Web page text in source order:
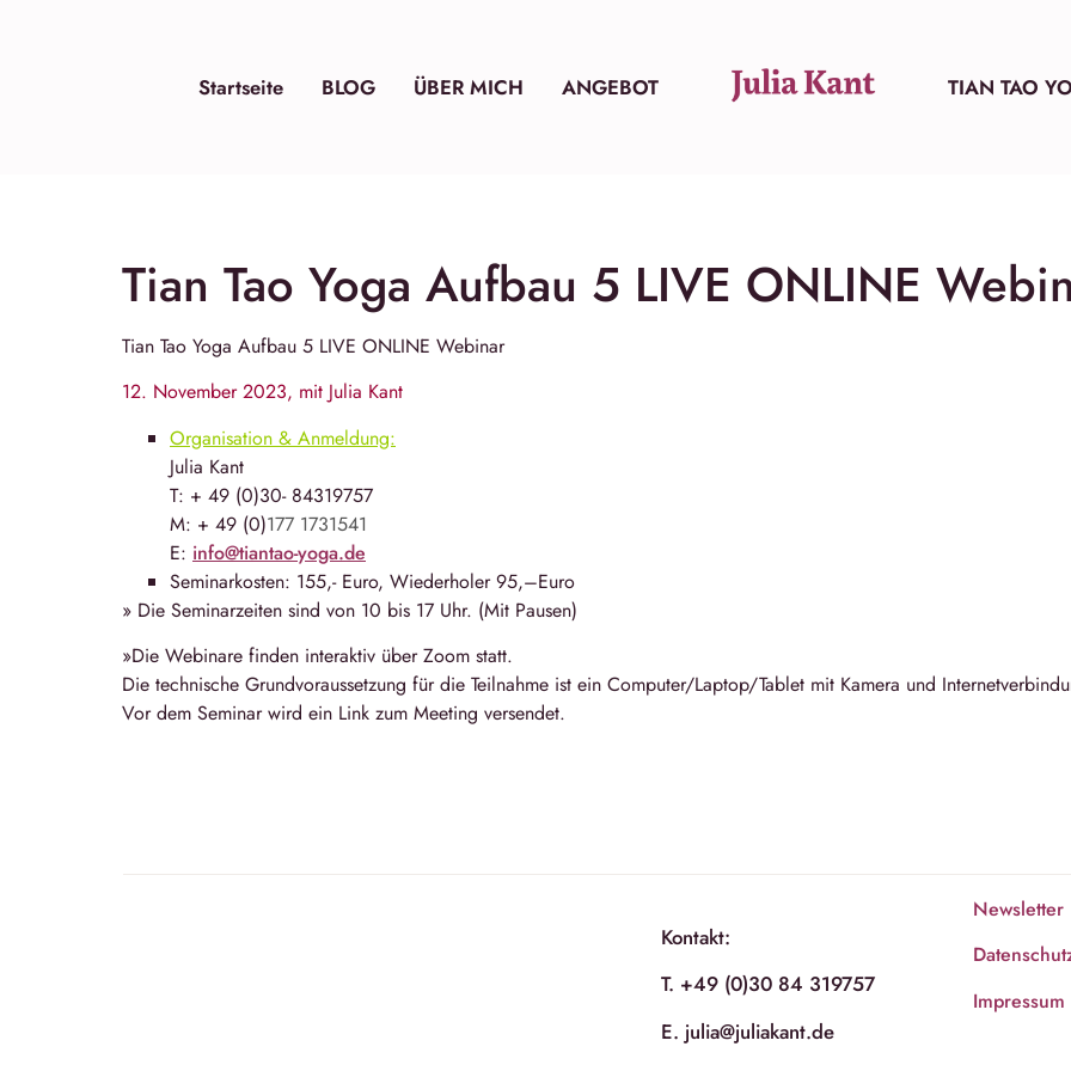
TIAN TAO
Startseite BLOG ÜBER MICH ANGEBOT
Tian Tao Yoga Aufbau 5 LIVE ONLINE
Tian Tao Yoga Aufbau 5 LIVE ONLINE Webinar
12. November 2023, mit Julia Kant
Organisation & Anmeldung:
Julia Kant
T: + 49 (0)30- 84319757
M: + 49 (0)177 1731541
E: info@tiantao-yoga.de
Seminarkosten: 155,- Euro, Wiederholer 95,–Euro
» Die Seminarzeiten sind von 10 bis 17 Uhr. (Mit Pausen)
»Die Webinare finden interaktiv über Zoom statt.
Die technische Grundvoraussetzung für die Teilnahme ist ein Computer/Laptop/Tablet mit Kamera und
Vor dem Seminar wird ein Link zum Meeting versendet.
Kontakt:
T. +49 (0)30 84 319757
E. julia@juliakant.de
Newsletter
Impressum